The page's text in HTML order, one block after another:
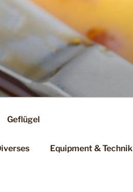
Geflügel
Equipment & Technik